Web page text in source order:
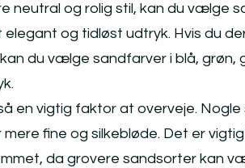
neutral og rolig stil, kan du vælge
elegant og tidløst udtryk. Hvis du
du vælge sandfarver i blå, grøn,
en vigtig faktor at overveje.
fine og silkebløde. Det er
da grovere sandsorter kan